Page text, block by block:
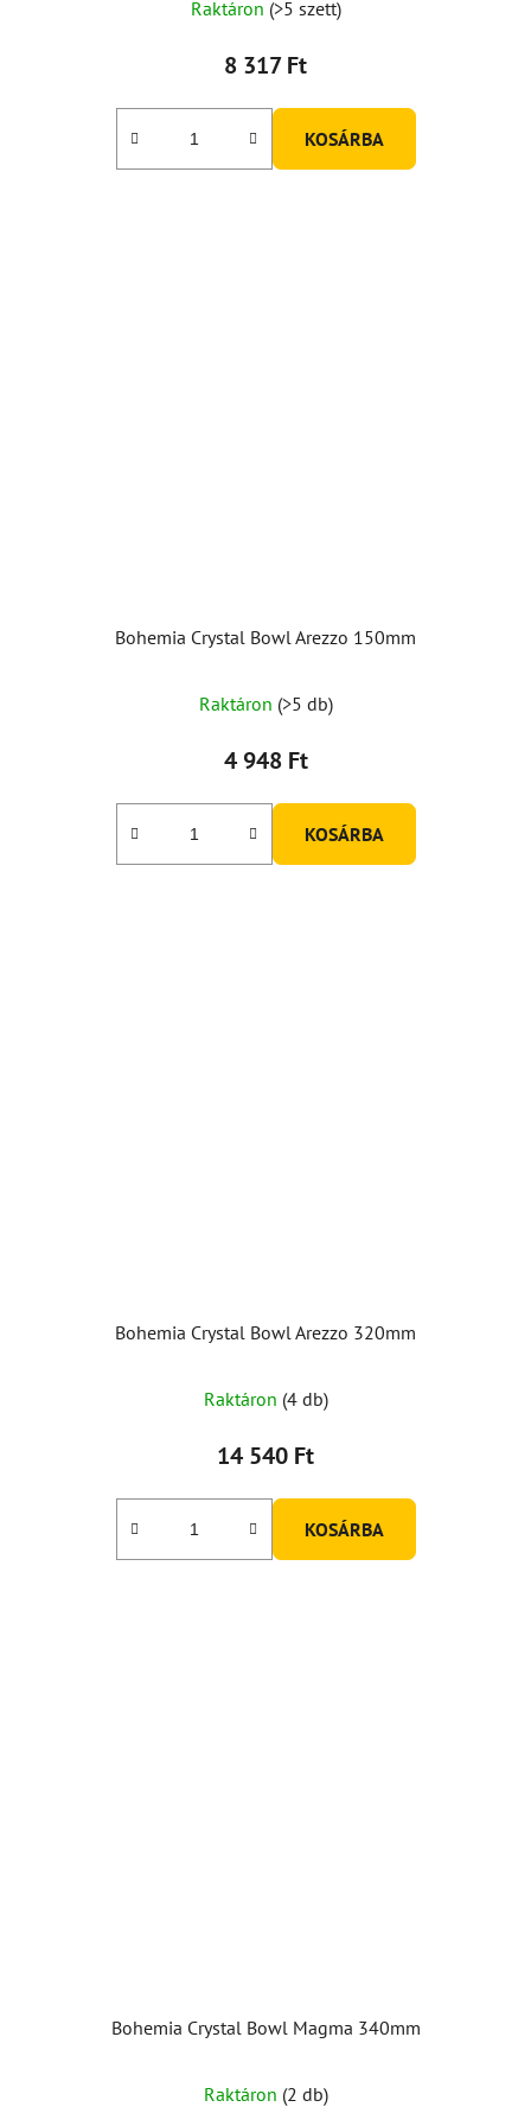
Raktáron (>5 szett)
8 317 Ft
KOSÁRBA
Bohemia Crystal Bowl Arezzo 150mm
Raktáron (>5 db)
4 948 Ft
KOSÁRBA
Bohemia Crystal Bowl Arezzo 320mm
termék
átlagos
5-
Raktáron (4 db)
14 540 Ft
KOSÁRBA
Bohemia Crystal Bowl Magma 340mm
Raktáron (2 db)